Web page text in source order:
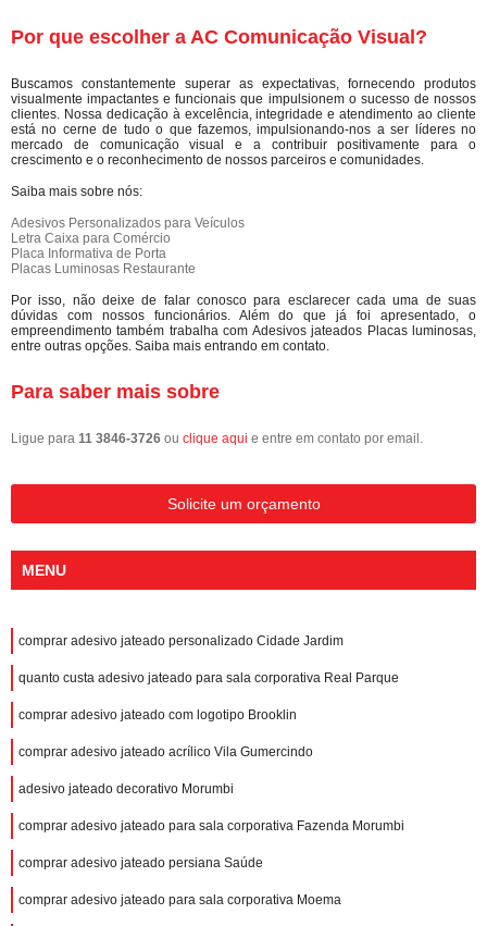
Por que escolher a AC Comunicação Visual?
Buscamos constantemente superar as expectativas, fornecendo produtos
visualmente impactantes e funcionais que impulsionem o sucesso de nossos
clientes. Nossa dedicação à excelência, integridade e atendimento ao cliente
está no cerne de tudo o que fazemos, impulsionando-nos a ser líderes no
mercado de comunicação visual e a contribuir positivamente para o
crescimento e o reconhecimento de nossos parceiros e comunidades.
Saiba mais sobre nós:
Adesivos Personalizados para Veículos
Letra Caixa para Comércio
Placa Informativa de Porta
Placas Luminosas Restaurante
Por isso, não deixe de falar conosco para esclarecer cada uma de suas
dúvidas com nossos funcionários. Além do que já foi apresentado, o
empreendimento também trabalha com Adesivos jateados Placas luminosas,
entre outras opções. Saiba mais entrando em contato.
Para saber mais sobre
Ligue para 11 3846-3726 ou clique aqui e entre em contato por email.
Solicite um orçamento
MENU
comprar adesivo jateado personalizado Cidade Jardim
quanto custa adesivo jateado para sala corporativa Real Parque
comprar adesivo jateado com logotipo Brooklin
comprar adesivo jateado acrílico Vila Gumercindo
adesivo jateado decorativo Morumbi
comprar adesivo jateado para sala corporativa Fazenda Morumbi
comprar adesivo jateado persiana Saúde
comprar adesivo jateado para sala corporativa Moema